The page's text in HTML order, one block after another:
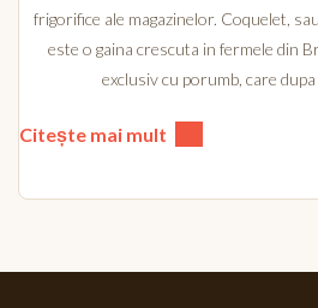
frigorifice ale magazinelor. Coquelet,
este o gaina crescuta in fermele din
exclusiv cu porumb, care
Citește mai mult